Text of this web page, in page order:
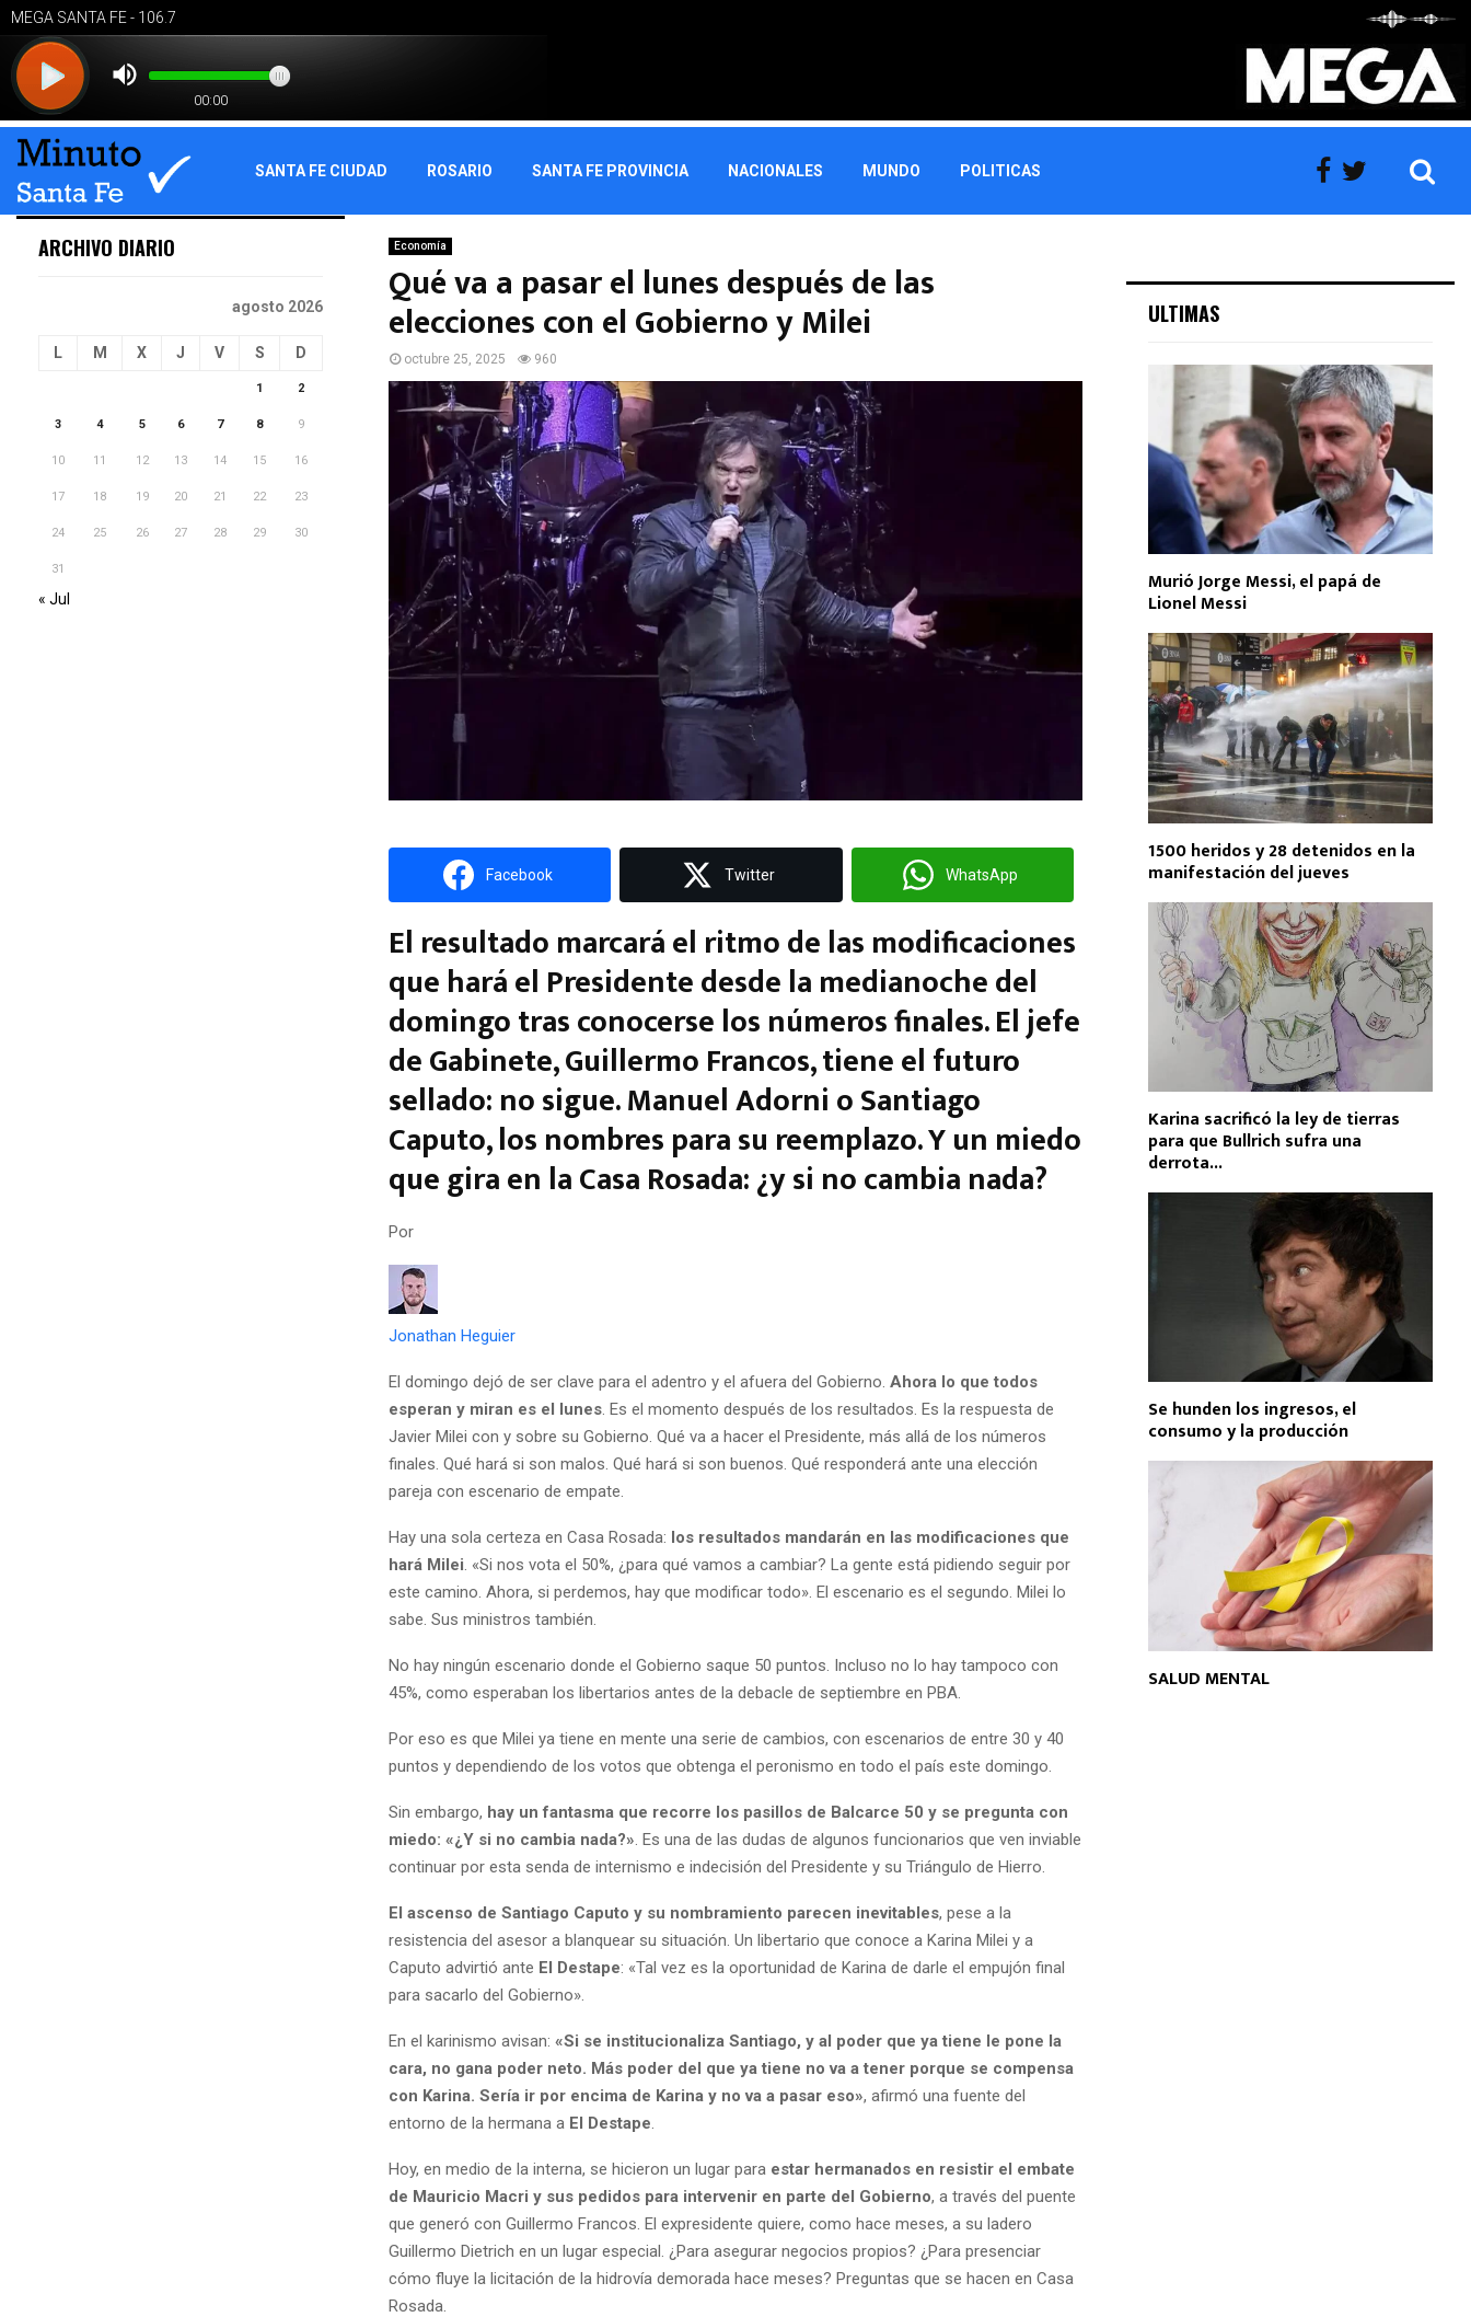
SANTA FE CIUDAD ROSARIO SANTA FE PROVINCIA NACIONALES MUNDO POLITICAS
Economía
Qué va a pasar el lunes después de las
elecciones con el Gobierno y Milei
octubre 25, 2025 960
Facebook Twitter WhatsApp
El resultado marcará el ritmo de las modificaciones
que hará el Presidente desde la medianoche del
domingo tras conocerse los números finales. El jefe
de Gabinete, Guillermo Francos, tiene el futuro
sellado: no sigue. Manuel Adorni o Santiago
Caputo, los nombres para su reemplazo. Y un miedo
que gira en la Casa Rosada: ¿y si no cambia nada?
Por
Jonathan Heguier
El domingo dejó de ser clave para el adentro y el afuera del Gobierno. Ahora lo que todos
esperan y miran es el lunes . Es el momento después de los resultados. Es la respuesta de
Javier Milei con y sobre su Gobierno. Qué va a hacer el Presidente, más allá de los números
finales. Qué hará si son malos. Qué hará si son buenos. Qué responderá ante una elección
pareja con escenario de empate.
Hay una sola certeza en Casa Rosada: los resultados mandarán en las modificaciones que
hará Milei . «Si nos vota el 50%, ¿para qué vamos a cambiar? La gente está pidiendo seguir por
este camino. Ahora, si perdemos, hay que modificar todo». El escenario es el segundo. Milei lo
sabe. Sus ministros también.
No hay ningún escenario donde el Gobierno saque 50 puntos. Incluso no lo hay tampoco con
45%, como esperaban los libertarios antes de la debacle de septiembre en PBA.
Por eso es que Milei ya tiene en mente una serie de cambios, con escenarios de entre 30 y 40
puntos y dependiendo de los votos que obtenga el peronismo en todo el país este domingo.
Sin embargo, hay un fantasma que recorre los pasillos de Balcarce 50 y se pregunta con
miedo: «¿Y si no cambia nada?» . Es una de las dudas de algunos funcionarios que ven inviable
continuar por esta senda de internismo e indecisión del Presidente y su Triángulo de Hierro.
El ascenso de Santiago Caputo y su nombramiento parecen inevitables, pese a la
resistencia del asesor a blanquear su situación. Un libertario que conoce a Karina Milei y a
Caputo advirtió ante El Destape: «Tal vez es la oportunidad de Karina de darle el empujón final
para sacarlo del Gobierno».
En el karinismo avisan: «Si se institucionaliza Santiago, y al poder que ya tiene le pone la
cara, no gana poder neto. Más poder del que ya tiene no va a tener porque se compensa
con Karina. Sería ir por encima de Karina y no va a pasar eso», afirmó una fuente del
entorno de la hermana a El Destape
Hoy, en medio de la interna, se hicieron un lugar para estar hermanados en resistir el embate
de Mauricio Macri y sus pedidos para intervenir en parte del Gobierno, a través del puente
que generó con Guillermo Francos. El expresidente quiere, como hace meses, a su ladero
Guillermo Dietrich en un lugar especial. ¿Para asegurar negocios propios? ¿Para presenciar
cómo fluye la licitación de la hidrovía demorada hace meses? Preguntas que se hacen en Casa
Rosada.
ARCHIVO DIARIO
agosto 2026
L M X J V S D
1 2
3 4 5 6 7 8 9
10 11 12 13 14 15 16
17 18 19 20 21 22 23
24 25 26 27 28 29 30
31
« Jul
ULTIMAS
Murió Jorge Messi, el papá de
Lionel Messi
1500 heridos y 28 detenidos en la
manifestación del jueves
Karina sacrificó la ley de tierras
para que Bullrich sufra una
derrota...
Se hunden los ingresos, el
consumo y la producción
SALUD MENTAL